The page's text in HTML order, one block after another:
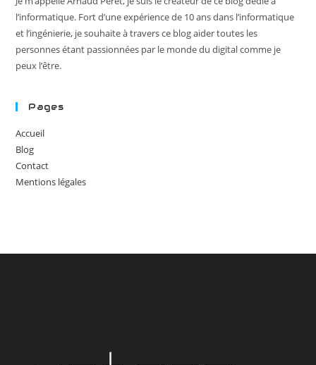
l’informatique. Fort d’une expérience de 10 ans dans l’informatique
et l’ingénierie, je souhaite à travers ce blog aider toutes les
personnes étant passionnées par le monde du digital comme je
peux l’être.
Pages
Accueil
Blog
Contact
Mentions légales